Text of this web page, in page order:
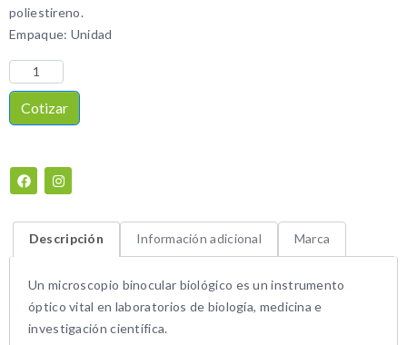
poliestireno.
Empaque: Unidad
Cotizar
Descripción Información adicional Marca
Un microscopio binocular biológico es un instrumento
óptico vital en laboratorios de biología, medicina e
investigación científica.